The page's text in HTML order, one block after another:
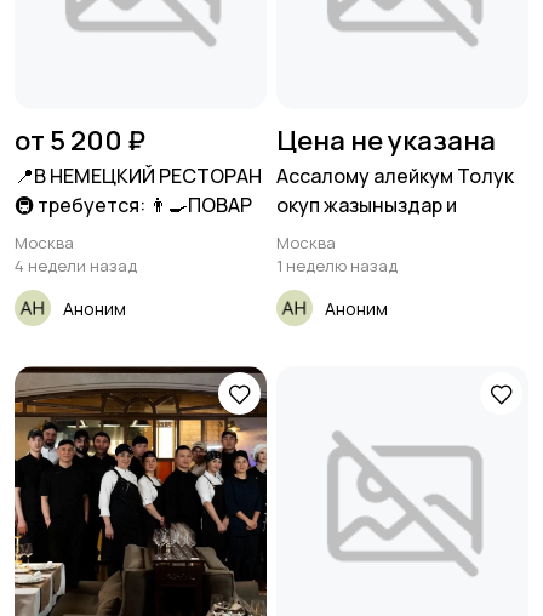
от 5 200 ₽
📍В НЕМЕЦКИЙ РЕСТОРАН
🚇 требуется: 👨🍳ПОВАР
Москва
4 недели назад
Аноним
Цена не указана
Ассалому алейкум Толук
окуп жазыныздар и
Москва
1 неделю назад
Аноним